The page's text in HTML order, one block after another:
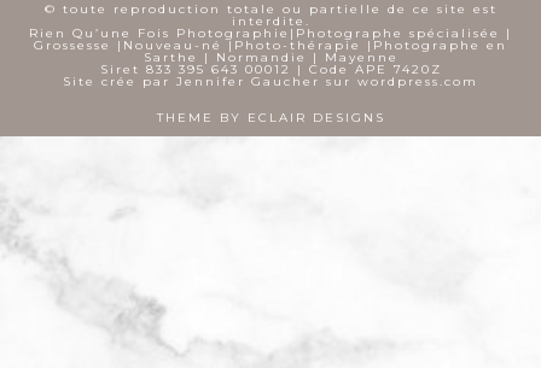
© toute reproduction totale ou partielle de ce site est
interdite.
Rien Qu’une Fois Photographie|Photographe spécialisée |
Grossesse |Nouveau-né |Photo-thérapie |Photographe en
Sarthe | Normandie | Mayenne
Siret 833 395 643 00012 | Code APE 7420Z
Site crée par Jennifer Gaucher sur wordpress.com
THEME BY ECLAIR DESIGNS